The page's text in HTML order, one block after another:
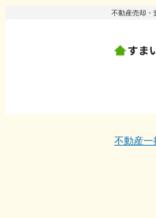
不動産売却・
不動産一